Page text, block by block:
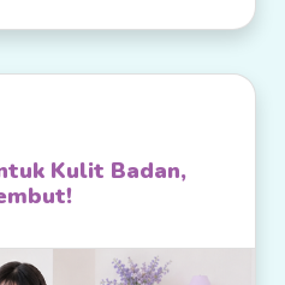
Kulit Badan,